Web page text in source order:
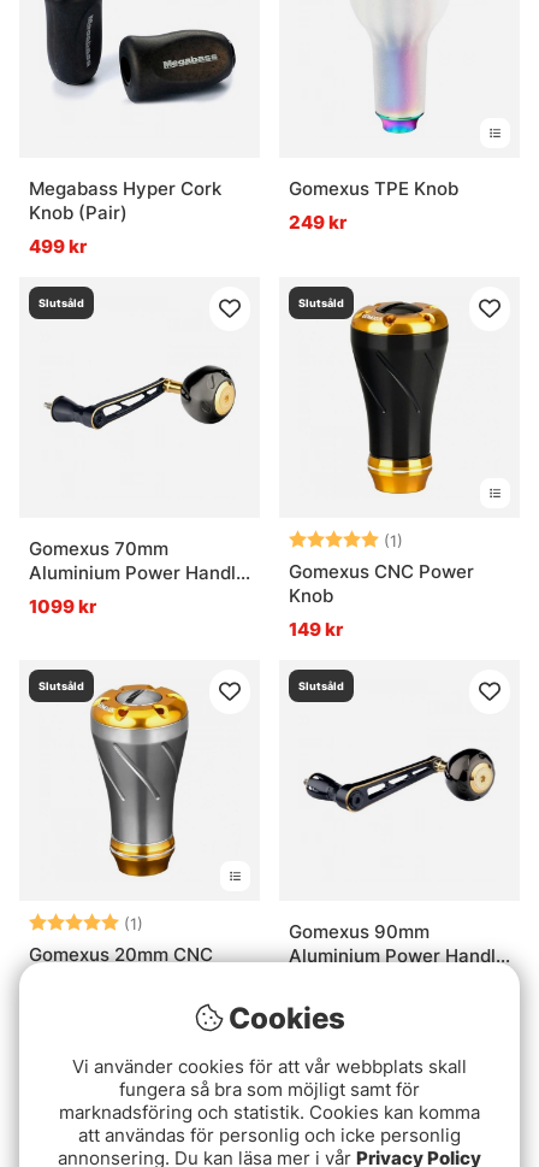
Megabass Hyper Cork
Knob (Pair)
499 kr
Gomexus TPE Knob
249 kr
Slutsåld
Gomexus 70mm
Aluminium Power Handle
with 45mm Knob - Black
Gold
1099 kr
Slutsåld
Betyg: (1)
Gomexus CNC Power
Knob
149 kr
Slutsåld
Betyg: (1)
5.0 utav 5 stjärnor
Gomexus 20mm CNC
Slutsåld
Gomexus 90mm
Aluminium Power Handle
Knob - Black & Gold
Slutsåld Slutsåld
Cookies
Vi använder cookies för att vår webbplats skall
fungera så bra som möjligt samt för
marknadsföring och statistik. Cookies kan komma
att användas för personlig och icke personlig
annonsering. Du kan läsa mer i vår Privacy Policy